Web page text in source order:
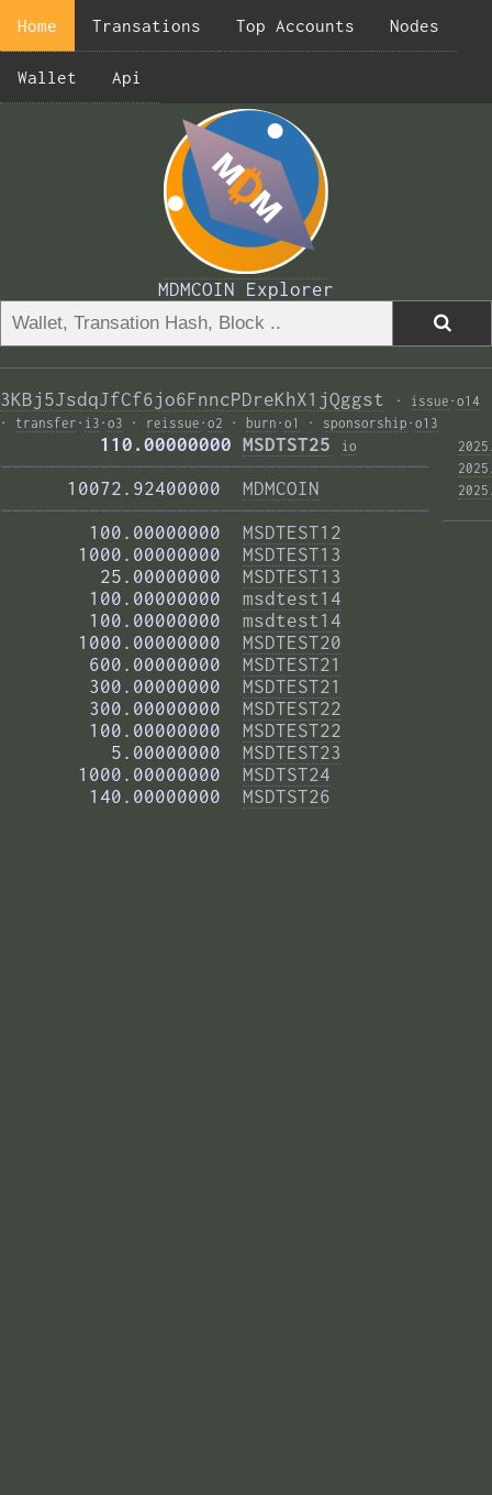
Home Transations Top Accounts Nodes
Wallet Api
MDMCOIN Explorer
3KBj5JsdqJfCf6jo6FnncPDreKhX1jQggst · issue · o14
· transfer · i3 · o3 · reissue · o2 · burn · o1 · sponsorship · o13
         110.00000000
MSDTST25 io
———————————————————————————————————————
      10072.92400000
MDMCOIN
———————————————————————————————————————
        100.00000000
MSDTEST12
       1000.00000000
MSDTEST13
         25.00000000
MSDTEST13
        100.00000000
msdtest14
        100.00000000
msdtest14
       1000.00000000
MSDTEST20
        600.00000000
MSDTEST21
        300.00000000
MSDTEST21
        300.00000000
MSDTEST22
        100.00000000
MSDTEST22
          5.00000000
MSDTEST23
       1000.00000000
MSDTST24
        140.00000000
MSDTST26